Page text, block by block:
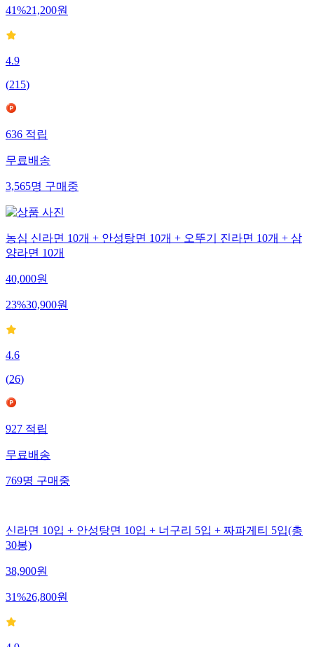
41%21,200원
4.9
(215)
636적립
무료배송
3,565명구매중
농심 신라면 10개 + 안성탕면 10개 + 오뚜기 진라면 10개 + 삼
양라면 10개
40,000원
23%30,900원
4.6
(26)
927적립
무료배송
769명구매중
신라면 10입 + 안성탕면 10입 + 너구리 5입 + 짜파게티 5입(총
30봉)
38,900원
31%26,800원